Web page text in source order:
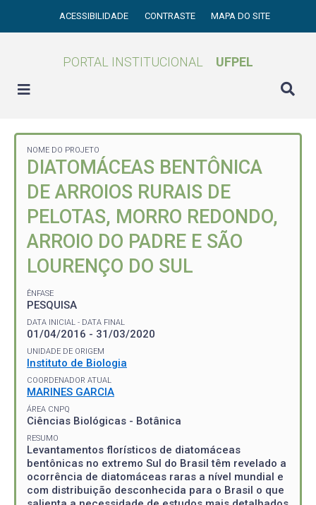
ACESSIBILIDADE CONTRASTE MAPA DO SITE
PORTAL INSTITUCIONAL UFPEL
NOME DO PROJETO
DIATOMÁCEAS BENTÔNICA
DE ARROIOS RURAIS DE
PELOTAS, MORRO REDONDO,
ARROIO DO PADRE E SÃO
LOURENÇO DO SUL
ÊNFASE
PESQUISA
DATA INICIAL - DATA FINAL
01/04/2016 - 31/03/2020
UNIDADE DE ORIGEM
Instituto de Biologia
COORDENADOR ATUAL
MARINES GARCIA
ÁREA CNPQ
Ciências Biológicas - Botânica
RESUMO
Levantamentos florísticos de diatomáceas
bentônicas no extremo Sul do Brasil têm revelado a
ocorrência de diatomáceas raras a nível mundial e
com distribuição desconhecida para o Brasil o que